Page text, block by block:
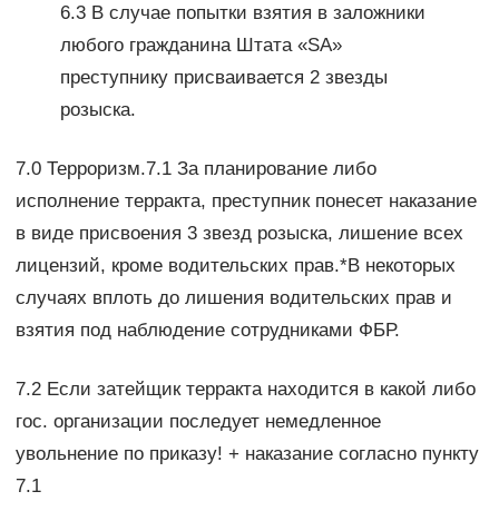
6.3 В случае попытки взятия в заложники
любого гражданина Штата «SA»
преступнику присваивается 2 звезды
розыска.
7.0 Терроризм.7.1 За планирование либо
исполнение терракта, преступник понесет наказание
в виде присвоения 3 звезд розыска, лишение всех
лицензий, кроме водительских прав.*В некоторых
случаях вплоть до лишения водительских прав и
взятия под наблюдение сотрудниками ФБР.
7.2 Если затейщик терракта находится в какой либо
гос. организации последует немедленное
увольнение по приказу! + наказание согласно пункту
7.1